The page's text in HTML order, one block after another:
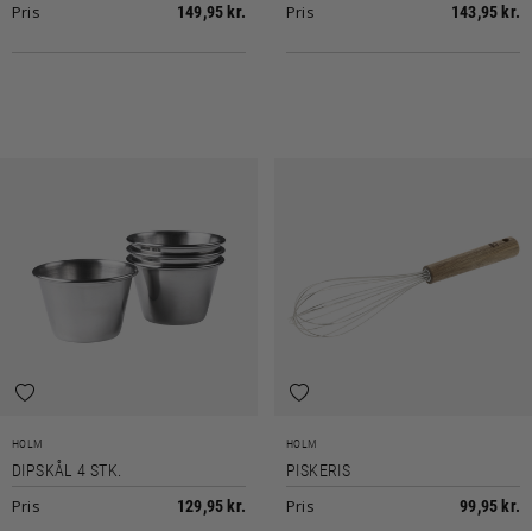
Pris 149,95 kr. Pris 143,95 kr.
HOLM
DIPSKÅL 4 STK.
Pris 129,95 kr.
HOLM
PISKERIS
Pris 99,95 kr.